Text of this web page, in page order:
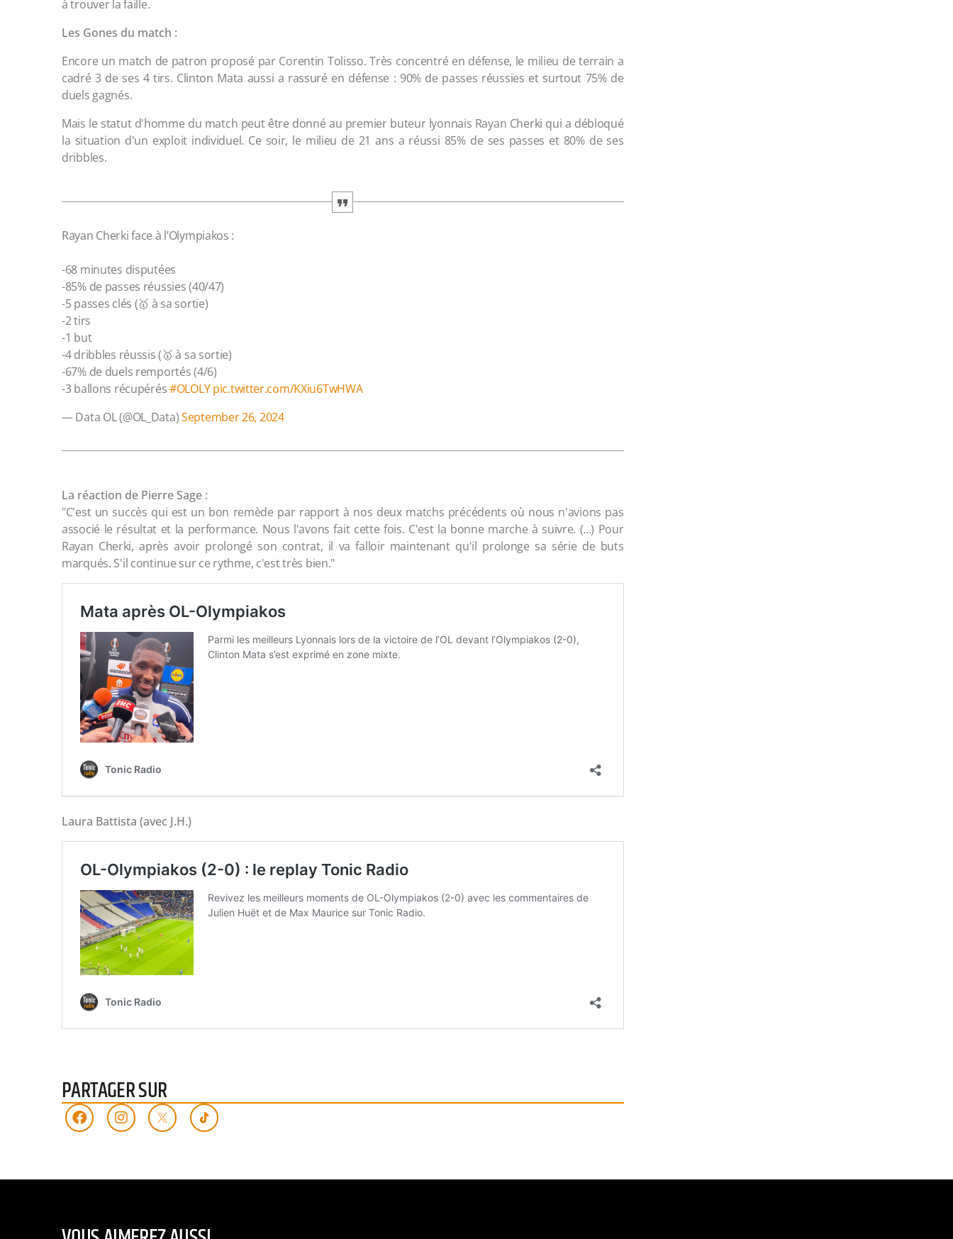
à trouver la faille.
Les Gones du match :
Encore un match de patron proposé par Corentin Tolisso. Très concentré en défense, le milieu de terrain a
cadré 3 de ses 4 tirs. Clinton Mata aussi a rassuré en défense : 90% de passes réussies et surtout 75% de
duels gagnés.
Mais le statut d'homme du match peut être donné au premier buteur lyonnais Rayan Cherki qui a débloqué
la situation d'un exploit individuel. Ce soir, le milieu de 21 ans a réussi 85% de ses passes et 80% de ses
dribbles.
Rayan Cherki face à l’Olympiakos :
-68 minutes disputées
-85% de passes réussies (40/47)
-5 passes clés (🥇 à sa sortie)
-2 tirs
-1 but
-4 dribbles réussis (🥇 à sa sortie)
-67% de duels remportés (4/6)
-3 ballons récupérés#OLOLY pic.twitter.com/KXiu6TwHWA
— Data OL (@OL_Data)September 26, 2024
La réaction de Pierre Sage :
"C'est un succès qui est un bon remède par rapport à nos deux matchs précédents où nous n'avions pas
associé le résultat et la performance. Nous l'avons fait cette fois. C'est la bonne marche à suivre. (...) Pour
Rayan Cherki, après avoir prolongé son contrat, il va falloir maintenant qu'il prolonge sa série de buts
marqués. S'il continue sur ce rythme, c'est très bien."
Laura Battista (avec J.H.)
PARTAGER SUR